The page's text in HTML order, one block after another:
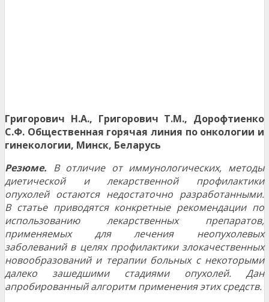
Григорович Н.А., Григорович Т.М., Дорофтиенко
С.Ф. Общественная горячая линия по онкологии и
гинекологии, Минск, Беларусь
Резюме. В отличие от иммунологических, методы
диетической и лекарственной профилактики
опухолей остаются недостаточно разработанными.
В статье приводятся конкретные рекомендации по
использованию лекарственных препаратов,
применяемых для лечения неопухолевых
заболеваний в целях профилактики злокачественных
новообразований и терапии больных с некоторыми
далеко зашедшими стадиями опухолей. Дан
апробированный алгоритм применения этих средств.